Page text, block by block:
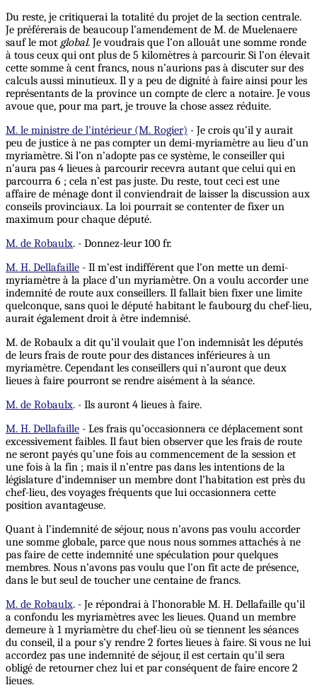
Du reste, je critiquerai la totalité du projet de la section centrale.
Je préférerais de beaucoup l’amendement de M. de Muelenaere
sauf le mot global. Je voudrais que l’on allouât une somme ronde
à tous ceux qui ont plus de 5 kilomètres à parcourir. Si l’on élevait
cette somme à cent francs, nous n’aurions pas à discuter sur des
calculs aussi minutieux. Il y a peu de dignité à faire ainsi pour les
représentants de la province un compte de clerc a notaire. Je vous
avoue que, pour ma part, je trouve la chose assez réduite.
M. le ministre de l'intérieur (M. Rogier) - Je crois qu’il y aurait
peu de justice à ne pas compter un demi-myriamètre au lieu d’un
myriamètre. Si l’on n’adopte pas ce système, le conseiller qui
n’aura pas 4 lieues à parcourir recevra autant que celui qui en
parcourra 6 ; cela n’est pas juste. Du reste, tout ceci est une
affaire de ménage dont il conviendrait de laisser la discussion aux
conseils provinciaux. La loi pourrait se contenter de fixer un
maximum pour chaque député.
M. de Robaulx. - Donnez-leur 100 fr.
M. H. Dellafaille - Il m’est indifférent que l’on mette un demi-
myriamètre à la place d’un myriamètre. On a voulu accorder une
indemnité de route aux conseillers. Il fallait bien fixer une limite
quelconque, sans quoi le député habitant le faubourg du chef-lieu,
aurait également droit à être indemnisé.
M. de Robaulx a dit qu’il voulait que l’on indemnisât les députés
de leurs frais de route pour des distances inférieures à un
myriamètre. Cependant les conseillers qui n’auront que deux
lieues à faire pourront se rendre aisément à la séance.
M. de Robaulx. - Ils auront 4 lieues à faire.
M. H. Dellafaille - Les frais qu’occasionnera ce déplacement sont
excessivement faibles. Il faut bien observer que les frais de route
ne seront payés qu’une fois au commencement de la session et
une fois à la fin ; mais il n’entre pas dans les intentions de la
législature d’indemniser un membre dont l’habitation est près du
chef-lieu, des voyages fréquents que lui occasionnera cette
position avantageuse.
Quant à l’indemnité de séjour, nous n’avons pas voulu accorder
une somme globale, parce que nous nous sommes attachés à ne
pas faire de cette indemnité une spéculation pour quelques
membres. Nous n’avons pas voulu que l’on fît acte de présence,
dans le but seul de toucher une centaine de francs.
M. de Robaulx. - Je répondrai à l’honorable M. H. Dellafaille qu’il
a confondu les myriamètres avec les lieues. Quand un membre
demeure à 1 myriamètre du chef-lieu où se tiennent les séances
du conseil, il a pour s’y rendre 2 fortes lieues à faire. Si vous ne lui
accordez pas une indemnité de séjour, il est certain qu’il sera
obligé de retourner chez lui et par conséquent de faire encore 2
lieues.